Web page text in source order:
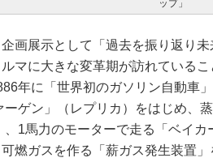
ップ」
画展示として「過去を振り返り未
マに大きな変革期が訪れている
年に「世界初のガソリン自動車
ーゲン」（レプリカ）をはじめ、
、1馬力のモーターで走る「ベイ
燃ガスを作る「薪ガス発生装置